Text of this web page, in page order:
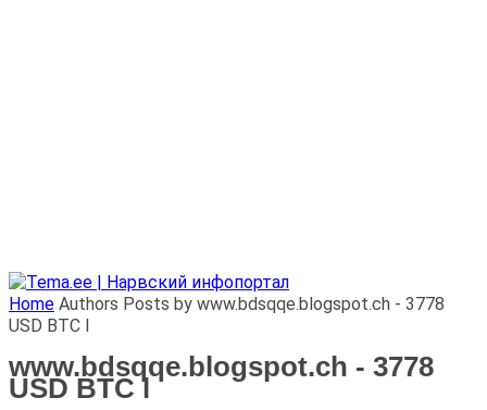
Home Authors Posts by www.bdsqqe.blogspot.ch - 3778
USD BTC l
www.bdsqqe.blogspot.ch - 3778
USD BTC l